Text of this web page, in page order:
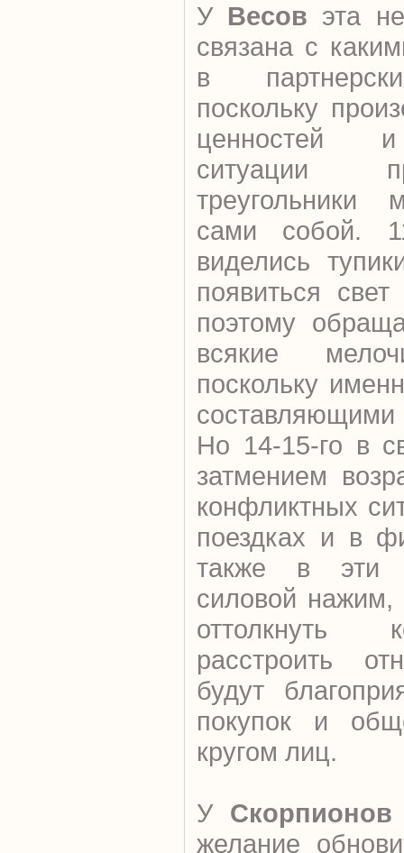
У Весов эта
связана с
в
поскольку
ценностей и
ситуации
треугольники
сами собой.
виделись
появиться
поэтому
всякие
поскольку
Но 14-15-го в
затмением
конфликтных
поездках и в
также в эти
силовой нажим,
оттолкнуть
расстроить
будут
покупок и
кругом лиц.
У Скорпионов
желание